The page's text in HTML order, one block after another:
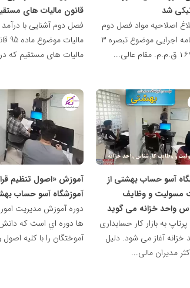
شد
اصلاحیه مواد فصل دوم
آیین نامه اجرایی موضوع تبصره ۳
قانون مالیات های
فصل دوم آشنایی با
مالیات
مالیات های مستقیم که
آسو حساب بهشتی از
مسولیت و وظایف
واحد خزانه می گوید
به بازار کار حسابداری
خزانه آغاز می شود. دلیل
مدیران مالی...
آموزش «اصول تنظیم
آموزشگاه آسو حساب
دوره آموزش مديريت امور
ها دوره اي است که
آموختگان را با کليه
آکادمی
تخصصی
حسابداری
بهشتی